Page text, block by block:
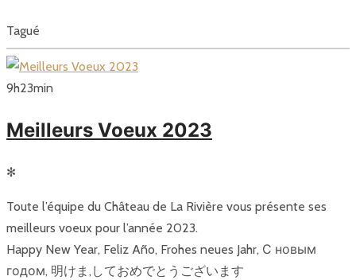
Tagué
9h23min
Meilleurs Voeux 2023
✻
Toute l’équipe du Château de La Rivière vous présente ses
meilleurs voeux pour l’année 2023.
Happy New Year, Feliz Año, Frohes neues Jahr, С новым
годом, 明けま,しておめでとうございます